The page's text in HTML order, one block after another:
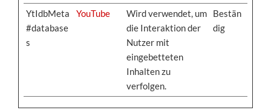
YtIdbMeta
#database
s
YouTube
Wird verwendet, um
die Interaktion der
Nutzer mit
eingebetteten
Inhalten zu
verfolgen.
Bestän
dig